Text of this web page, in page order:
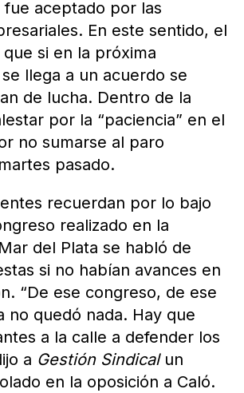
aceptado por las
En este sentido, el
si en la próxima
llega a un acuerdo se
de lucha. Dentro de la
por la “paciencia” en el
no sumarse al paro
pasado.
recuerdan por lo bajo
realizado en la
del Plata se habló de
si no habían avances en
“De ese congreso, de ese
no quedó nada. Hay que
a la calle a defender los
a Gestión Sindicalun
en la oposición a Caló.